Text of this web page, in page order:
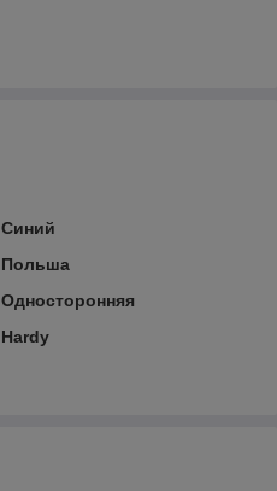
Синий
Польша
Односторонняя
Hardy